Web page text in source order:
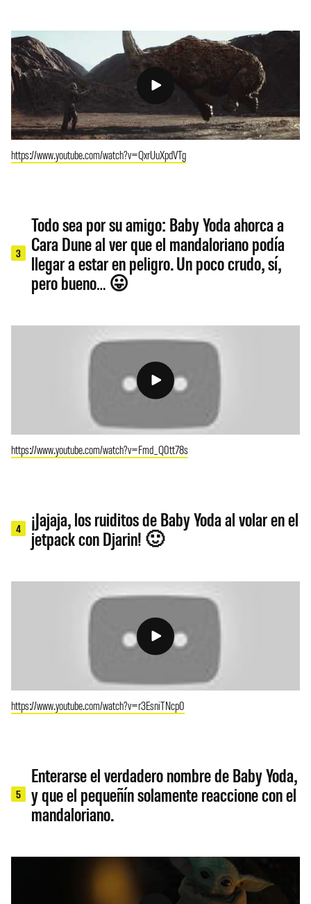
https://www.youtube.com/watch?v=QxrUuXpdVTg
3
Todo sea por su amigo: Baby Yoda ahorca a
Cara Dune al ver que el mandaloriano podía
llegar a estar en peligro. Un poco crudo, sí,
pero bueno… 😛
https://www.youtube.com/watch?v=Fmd_Q0tt78s
4
¡Jajaja, los ruiditos de Baby Yoda al volar en el
jetpack con Djarin! 🙂
https://www.youtube.com/watch?v=r3EsniTNcp0
5
Enterarse el verdadero nombre de Baby Yoda,
y que el pequeñín solamente reaccione con el
mandaloriano.